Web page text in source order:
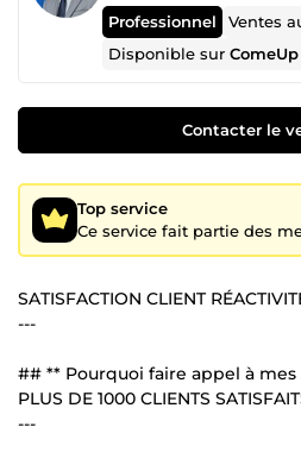
Professionnel Ventes
Disponible sur
Contacter le
Top service
Ce service fait partie des
SATISFACTION CLIENT
---
## ** Pourquoi faire appel à mes
PLUS DE 1000 CLIENTS
---